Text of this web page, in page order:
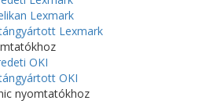
Lexmark
Lexmark
OKI
OKI
nyomtatókhoz